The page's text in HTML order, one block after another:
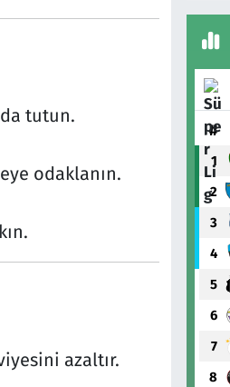
tutun.
odaklanın.
azaltır.
#
1
2
3
4
5
6
7
8